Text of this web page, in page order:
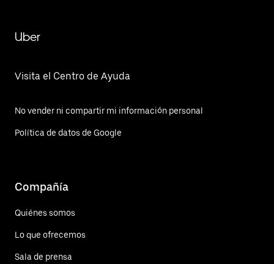
Uber
Visita el Centro de Ayuda
No vender ni compartir mi información personal
Política de datos de Google
Compañía
Quiénes somos
Lo que ofrecemos
Sala de prensa